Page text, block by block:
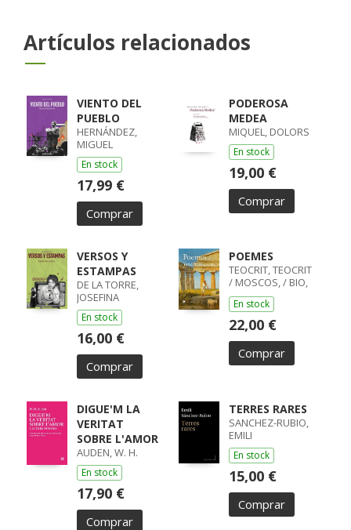
Artículos relacionados
VIENTO DEL
PUEBLO
HERNÁNDEZ,
MIGUEL
En stock
17,99 €
Comprar
PODEROSA
MEDEA
MIQUEL, DOLORS
En stock
19,00 €
Comprar
VERSOS Y
ESTAMPAS
DE LA TORRE,
JOSEFINA
En stock
16,00 €
Comprar
POEMES
TEOCRIT, TEOCRIT
/ MOSCOS, / BIO,
BIO
En stock
22,00 €
Comprar
DIGUE'M LA
VERITAT
SOBRE L'AMOR
AUDEN, W. H.
En stock
17,90 €
Comprar
TERRES RARES
SANCHEZ-RUBIO,
EMILI
En stock
15,00 €
Comprar